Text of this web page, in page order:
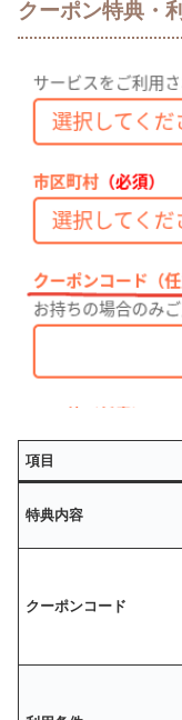
クーポン特典・
項目
特典内容
クーポンコード